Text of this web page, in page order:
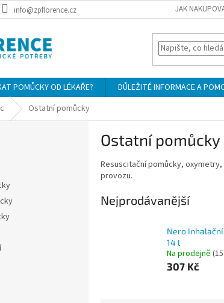
info@zpflorence.cz JAK
POMŮCKY OD LÉKAŘE? DŮLEŽITÉ INFORMACE A
Ostatní pomůcky
Ostatní pomůcky
Resuscitační pomůcky,
provozu.
Nejprodávanější
Nero
14 l
Na prodejně
307 Kč